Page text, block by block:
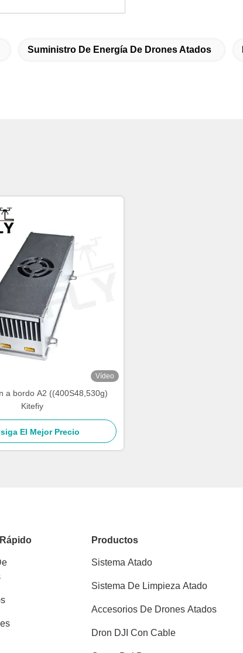
Suministro De Energía De Drones Atados
Vídeo
a bordo A2 ((400S48,530g)
Kitefiy
El Mejor Precio
Productos
Sistema Atado
Sistema De Limpieza Atado
Accesorios De Drones Atados
Dron DJI Con Cable